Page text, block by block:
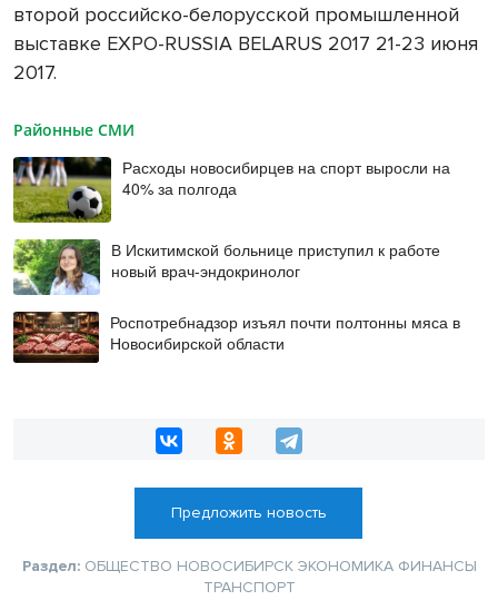
второй российско-белорусской промышленной
выставке EXPO-RUSSIA BELARUS 2017 21-23 июня
2017.
Районные СМИ
Расходы новосибирцев на спорт выросли на
40% за полгода
В Искитимской больнице приступил к работе
новый врач-эндокринолог
Роспотребнадзор изъял почти полтонны мяса в
Новосибирской области
Предложить новость
Раздел: ОБЩЕСТВО НОВОСИБИРСК ЭКОНОМИКА ФИНАНСЫ
ТРАНСПОРТ